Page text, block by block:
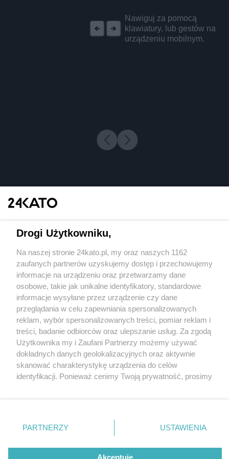
Nawiguj za pomocą
klawiatury, lub gestów na
urządzeniu mobilnym.
1 / 0
Wydawca mediów lokalnych
Nie zapomnij
zapoznać się z:
polityką prywatności regulamin korzystania z portali
Twojemiasto
Piekary Śląskie
Chorzów
Tarnowskie Góry
Gliwice
Skontakuj sięz nami
Kontakt
Wydawca
Redakcja
Drogi Użytkowniku,
Na naszej stronie 24kato.pl, my oraz naszych 1162
zaufanych partnerów uzyskujemy dostęp i przechowujemy
informacje na urządzeniu oraz przetwarzamy dane
osobowe, takie jak unikalne identyfikatory, standardowe
informacje wysyłane przez urządzenie czy dane
przeglądania w celu zapewniania spersonalizowanych
reklam, wybór spersonalizowanych treści, pomiar reklam i
treści, badanie odbiorców oraz ulepszanie usług. Za zgodą
Użytkownika my i Zaufani Partnerzy możemy używać
dokładnych danych geolokalizacyjnych oraz aktywnie
skanować charakterystykę urządzenia do celów
identyfikacji. Ponieważ cenimy Twoją prywatność, prosimy
prywatności znajdujący się w lewym dolnym rogu strony
. Niektóre rodzaje przetwarzania danych nie wymagają
zgody użytkownika, ale masz prawo sprzeciwić się
takiemu przetwarzaniu. Preferencje będą miały
PARTNERZY USTAWIENIA
Akceptuję